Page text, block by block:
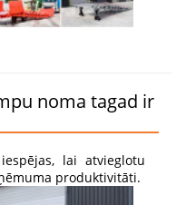
noma tagad ir
lai atvieglotu
produktivitāti.